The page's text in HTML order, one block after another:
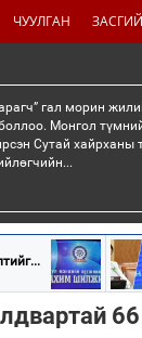
ЧУУЛГАН
гал морин
Монгол
Сутай